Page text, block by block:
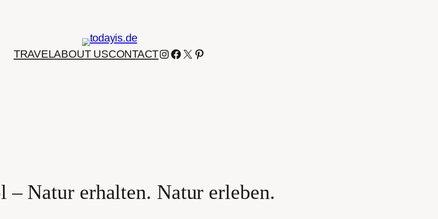
TRAVELABOUT USCONTACTINSTAGRAM
FACEBOOK
X PINTEREST
– Natur erhalten. Natur erleben.